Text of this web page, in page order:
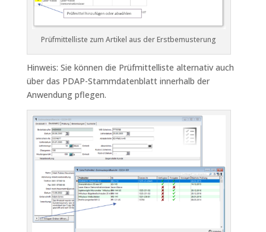
Prüfmittelliste zum Artikel aus der Erstbemusterung
Hinweis: Sie können die Prüfmittelliste alternativ auch
über das PDAP-Stammdatenblatt innerhalb der
Anwendung pflegen.